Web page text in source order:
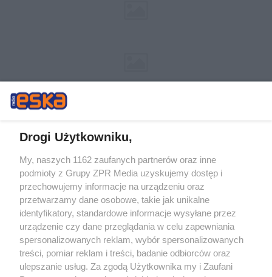
Żaden utwór zamieszczony w serwisie nie może być powielany i
rozpowszechniany lub dalej rozpowszechniany w jakikolwiek sposób (w
tym także elektroniczny lub mechaniczny) na jakimkolwiek polu
eksploatacji w jakiejkolwiek formie, włącznie z umieszczaniem w
Internecie bez pisemnej zgody właściciela praw. Jakiekolwiek użycie lub
wykorzystanie utworów w całości lub w części z naruszeniem prawa,
tzn. bez właściwej zgody, jest zabronione pod groźbą kary i może być
ścigane prawnie.
Drogi Użytkowniku,
My, naszych 1162 zaufanych partnerów oraz inne
podmioty z Grupy ZPR Media uzyskujemy dostęp i
przechowujemy informacje na urządzeniu oraz
przetwarzamy dane osobowe, takie jak unikalne
identyfikatory, standardowe informacje wysyłane przez
urządzenie czy dane przeglądania w celu zapewniania
spersonalizowanych reklam, wybór spersonalizowanych
treści, pomiar reklam i treści, badanie odbiorców oraz
ulepszanie usług. Za zgodą Użytkownika my i Zaufani